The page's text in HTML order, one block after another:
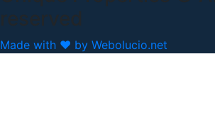
Made with ❤ by Webolucio.net